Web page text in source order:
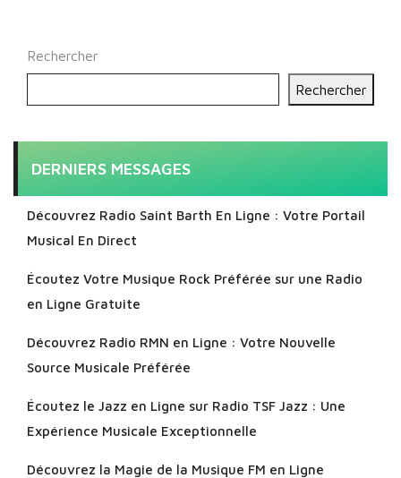
Rechercher
Rechercher
DERNIERS MESSAGES
Découvrez Radio Saint Barth En Ligne : Votre Portail
Musical En Direct
Écoutez Votre Musique Rock Préférée sur une Radio
en Ligne Gratuite
Découvrez Radio RMN en Ligne : Votre Nouvelle
Source Musicale Préférée
Écoutez le Jazz en Ligne sur Radio TSF Jazz : Une
Expérience Musicale Exceptionnelle
Découvrez la Magie de la Musique FM en Ligne